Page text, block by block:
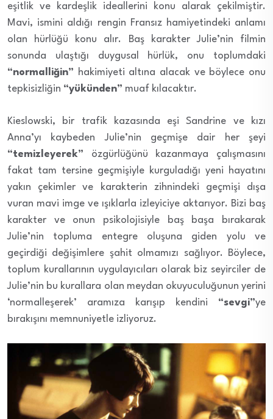
eşitlik ve kardeşlik ideallerini konu alarak çekilmiştir.
Mavi, ismini aldığı rengin Fransız hamiyetindeki anlamı
olan hürlüğü konu alır. Baş karakter Julie’nin filmin
sonunda ulaştığı duygusal hürlük, onu toplumdaki
“normalliğin” hakimiyeti altına alacak ve böylece onu
tepkisizliğin “yükünden” muaf kılacaktır.
Kieslowski, bir trafik kazasında eşi Sandrine ve kızı
Anna’yı kaybeden Julie’nin geçmişe dair her şeyi
“temizleyerek” özgürlüğünü kazanmaya çalışmasını
fakat tam tersine geçmişiyle kurguladığı yeni hayatını
yakın çekimler ve karakterin zihnindeki geçmişi dışa
vuran mavi imge ve ışıklarla izleyiciye aktarıyor. Bizi baş
karakter ve onun psikolojisiyle baş başa bırakarak
Julie’nin topluma entegre oluşuna giden yolu ve
geçirdiği değişimlere şahit olmamızı sağlıyor. Böylece,
toplum kurallarının uygulayıcıları olarak biz seyirciler de
Julie’nin bu kurallara olan meydan okuyuculuğunun yerini
‘normalleşerek’ aramıza karışıp kendini “sevgi”ye
bırakışını memnuniyetle izliyoruz.